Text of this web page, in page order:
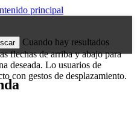
principal
Cuando hay resultados
flechas de arriba y abajo para
deseada. Lo usuarios de
con gestos de desplazamiento.